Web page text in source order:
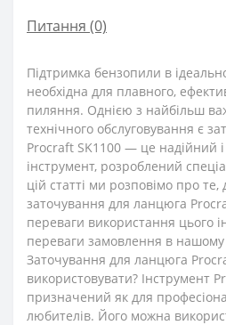
Питання (0)
Підтримка бензопили в
необхідна для плавного,
пиляння. Однією з найбільш
технічного обслуговування є
Procraft SK1100 ― це надійний
інструмент, розроблений
цій статті ми розповімо про те,
заточування для ланцюга
переваги використання цього
переваги замовлення в нашому
Заточування для ланцюга
використовувати? Інструмент
призначений як для
любителів. Його можна